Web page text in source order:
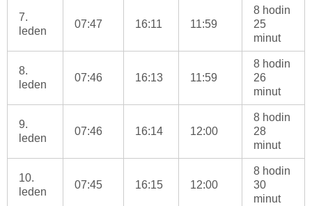
7.
leden
07:47 16:11 11:59
8 hodin
25
minut
8.
leden
07:46 16:13 11:59
8 hodin
26
minut
9.
leden
07:46 16:14 12:00
8 hodin
28
minut
10.
leden
07:45 16:15 12:00
8 hodin
30
minut